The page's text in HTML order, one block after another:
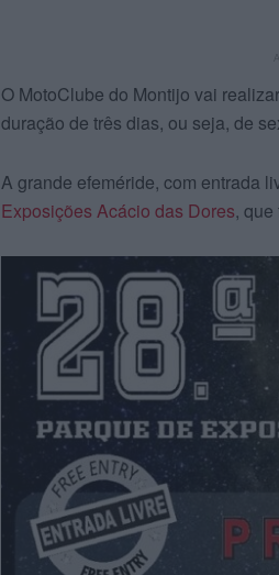
O MotoClube do Montijo vai
duração de três dias, ou seja, de
A grande efeméride, com entrada
Exposições Acácio das Dores,